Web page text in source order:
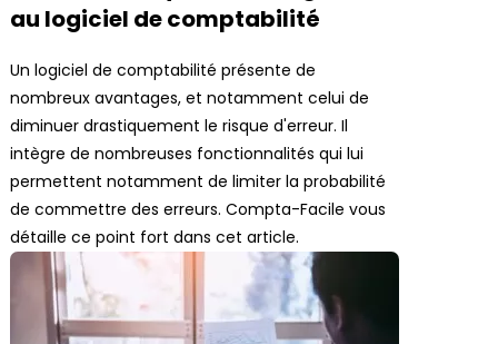
au logiciel de comptabilité
Un logiciel de comptabilité présente de
nombreux avantages, et notamment celui de
diminuer drastiquement le risque d'erreur. Il
intègre de nombreuses fonctionnalités qui lui
permettent notamment de limiter la probabilité
de commettre des erreurs. Compta-Facile vous
détaille ce point fort dans cet article.